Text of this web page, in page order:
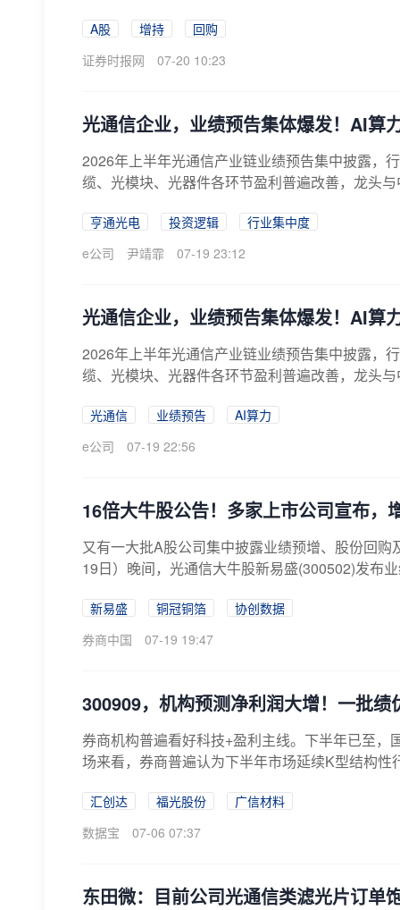
A股 增持
回购
证券时报网
07-20 10:23
光通信企业，业绩预告集体爆发！AI算
2026年上半年光通信产业链业绩预告集中披露，
缆、光模块、光器件各环节盈利普遍改善，龙头
亨通光电 投资逻辑
行业集中度
e公司
尹靖霏 07-19 23:12
光通信企业，业绩预告集体爆发！AI算
2026年上半年光通信产业链业绩预告集中披露，
缆、光模块、光器件各环节盈利普遍改善，龙头
光通信 业绩预告
AI算力
e公司
07-19 22:56
16倍大牛股公告！多家上市公司宣布，
又有一大批A股公司集中披露业绩预增、股份回
19日）晚间，光通信大牛股新易盛(300502)发布
新易盛 铜冠铜箔
协创数据
券商中国
07-19 19:47
300909，机构预测净利润大增！一批绩
券商机构普遍看好科技+盈利主线。下半年已至
场来看，券商普遍认为下半年市场延续K型结构
汇创达 福光股份
广信材料
数据宝
07-06 07:37
东田微：目前公司光通信类滤光片订单